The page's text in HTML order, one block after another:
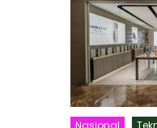
Nasional